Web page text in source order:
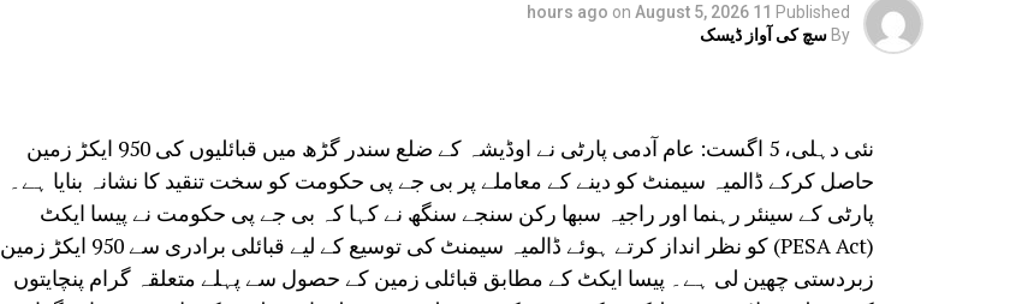
Published
11 hours ago
on August 5, 2026
By سچ کی آواز ڈیسک
نئی دہلی، 5 اگست: عام آدمی پارٹی نے اوڈیشہ کے ضلع سندر گڑھ میں قبائلیوں کی 950 ایکڑ زمین
حاصل کرکے ڈالمیہ سیمنٹ کو دینے کے معاملے پر بی جے پی حکومت کو سخت تنقید کا نشانہ بنایا ہے۔
پارٹی کے سینئر رہنما اور راجیہ سبھا رکن سنجے سنگھ نے کہا کہ بی جے پی حکومت نے پیسا ایکٹ
(PESA Act) کو نظر انداز کرتے ہوئے ڈالمیہ سیمنٹ کی توسیع کے لیے قبائلی برادری سے 950 ایکڑ زمین
زبردستی چھین لی ہے۔ پیسا ایکٹ کے مطابق قبائلی زمین کے حصول سے پہلے متعلقہ گرام پنچایتوں